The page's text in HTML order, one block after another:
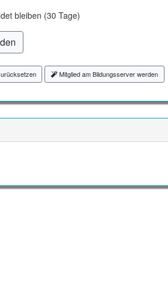
bleiben (30 Tage)
Mitglied am Bildungsserver werden